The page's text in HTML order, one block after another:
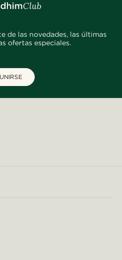
de las novedades, las últimas
ofertas especiales.
UNIRSE